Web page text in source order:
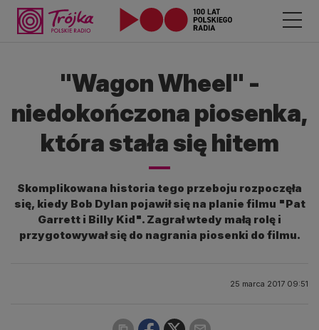
"Wagon Wheel" -
niedokończona piosenka,
która stała się hitem
Skomplikowana historia tego przeboju rozpoczęła
się, kiedy Bob Dylan pojawił się na planie filmu "Pat
Garrett i Billy Kid". Zagrał wtedy małą rolę i
przygotowywał się do nagrania piosenki do filmu.
25 marca 2017 09:51